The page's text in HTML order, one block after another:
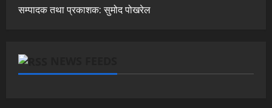
सम्पादक तथा प्रकाशक: सुमोद पोखरेल